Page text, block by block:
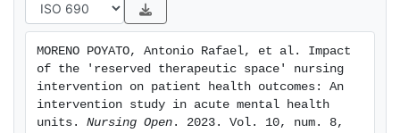
MORENO POYATO, Antonio Rafael, et al. Impact
of the 'reserved therapeutic space' nursing
intervention on patient health outcomes: An
intervention study in acute mental health
units. Nursing Open . 2023. Vol. 10, num. 8,